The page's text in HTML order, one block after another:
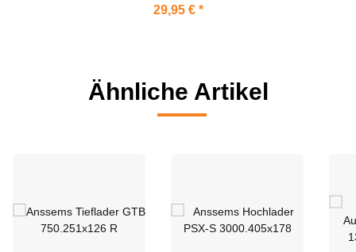
Riegel
29,95 € *
Ähnliche Artikel